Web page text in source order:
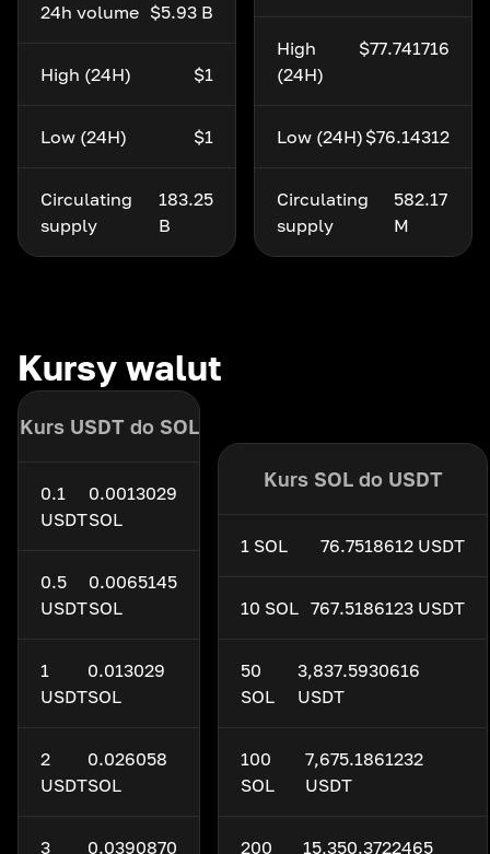
24h volume $5.93 B
High (24H) $1
Low (24H) $1
Circulating
supply
183.25
B
High
(24H)
$77.741716
Low (24H) $76.14312
Circulating
supply
582.17
M
Kursy walut
Kurs USDT do SOL
0.1
USDT
0.0013029
SOL
0.5
USDT
0.0065145
SOL
1
USDT
0.013029
SOL
2
USDT
0.026058
SOL
3 0.0390870
Kurs SOL do USDT
1 SOL 76.7518612 USDT
10 SOL 767.5186123 USDT
50
SOL
3,837.5930616
USDT
100
SOL
7,675.1861232
USDT
200 15,350.3722465